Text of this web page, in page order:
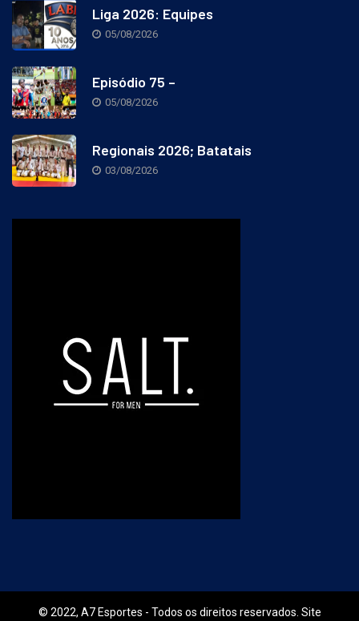
Liga 2026: Equipes
05/08/2026
Episódio 75 –
05/08/2026
Regionais 2026; Batatais
03/08/2026
© 2022, A7 Esportes - Todos os direitos reservados. Site